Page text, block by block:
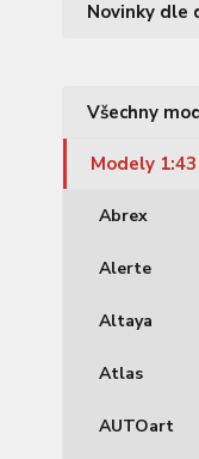
Novinky dle
Všechny
Modely 1:43
Abrex
Alerte
Altaya
Atlas
AUTOart